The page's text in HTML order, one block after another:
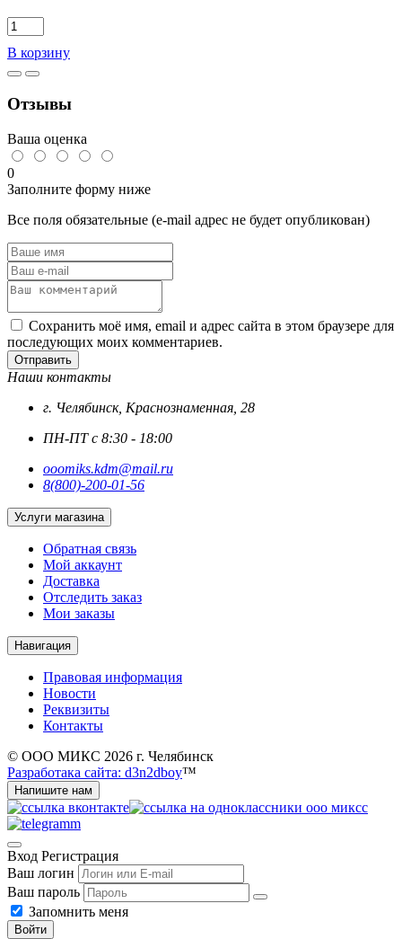
Количество
товара
Шпонка
8х7х32
6885A
23360-
78)
В корзину
Отзывы
Ваша оценка
0
Заполните форму ниже
Все поля обязательные (e-mail адрес не будет опубликован)
Сохранить моё имя, email и адрес сайта в этом браузере для
последующих моих комментариев.
Отправить
Наши контакты
г. Челябинск, Краснознаменная, 28
ПН-ПТ с 8:30 - 18:00
ooomiks.kdm@mail.ru
8(800)-200-01-56
Услуги магазина
Обратная связь
Мой аккаунт
Доставка
Отследить заказ
Мои заказы
Навигация
Правовая информация
Новости
Реквизиты
Контакты
© ООО МИКС 2026 г. Челябинск
Разработака сайта: d3n2dboy™
Напишите нам
Вход Регистрация
Ваш логин
Ваш пароль
Запомнить меня
Войти